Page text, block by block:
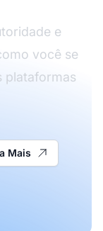
e
você se
plataformas
Mais